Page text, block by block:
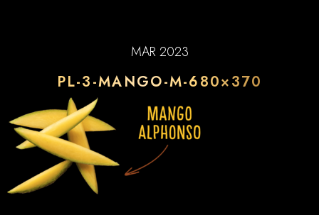
MAR 2023
PL-3-MANGO-M-680×370